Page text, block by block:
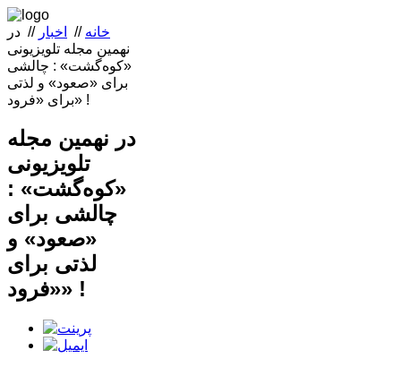
خانه // اخبار // در
نهمین مجله تلویزیونی
«کوه‌گشت» : چالشی
برای «صعود» و لذتی
برای «فرود» !
در نهمین مجله
تلویزیونی
«کوه‌گشت» :
چالشی برای
«صعود» و
لذتی برای
«فرود» !